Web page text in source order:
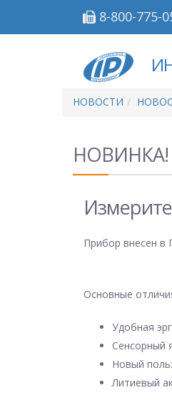
8-800-775-
НОВОСТИ
Прибор внесен в
Основные
Удобная
Сенсорный
Новый
Литиевый